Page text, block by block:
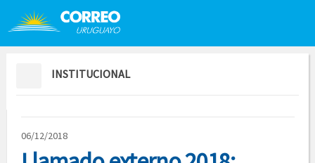
Saltar al contenido
INSTITUCIONAL
06/12/2018